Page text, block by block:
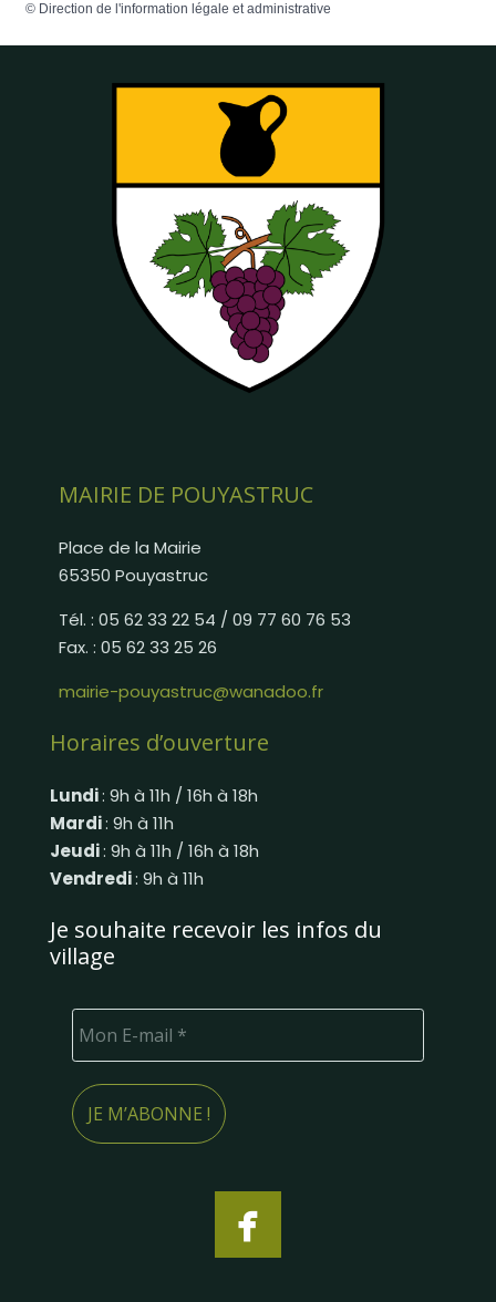
© Direction de l'information légale et administrative
MAIRIE DE POUYASTRUC
Place de la Mairie
65350 Pouyastruc
Tél. : 05 62 33 22 54 / 09 77 60 76 53
Fax. : 05 62 33 25 26
mairie-pouyastruc@wanadoo.fr
Horaires d’ouverture
Lundi: 9h à 11h / 16h à 18h
Mardi: 9h à 11h
Jeudi: 9h à 11h / 16h à 18h
Vendredi: 9h à 11h
Je souhaite recevoir les infos du
village